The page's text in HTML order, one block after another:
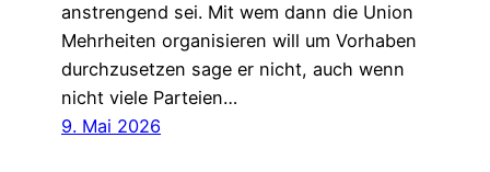
anstrengend sei. Mit wem dann die Union
Mehrheiten organisieren will um Vorhaben
durchzusetzen sage er nicht, auch wenn
nicht viele Parteien…
9. Mai 2026